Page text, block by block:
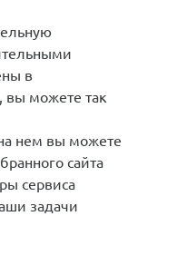
в
вы можете так
нем вы можете
сайта
сервиса
задачи